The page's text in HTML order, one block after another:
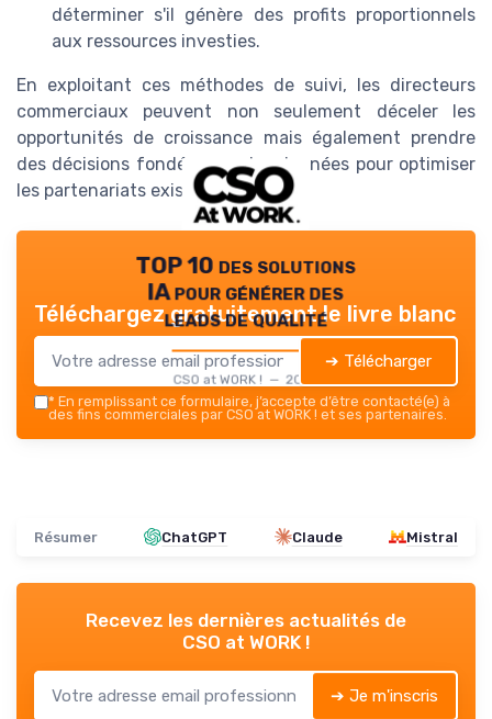
déterminer s'il génère des profits proportionnels
aux ressources investies.
En exploitant ces méthodes de suivi, les directeurs
commerciaux peuvent non seulement déceler les
opportunités de croissance mais également prendre
des décisions fondées sur des données pour optimiser
les partenariats existants.
TOP 10 des solutions
IA pour générer des
leads de qualité
CSO at WORK ! — 2026
Téléchargez gratuitement le livre blanc
➔ Télécharger
* En remplissant ce formulaire, j’accepte d’être contacté(e) à
des fins commerciales par CSO at WORK ! et ses partenaires.
Résumer ChatGPT Claude Mistral
Recevez les dernières actualités de
CSO at WORK !
➔ Je m'inscris